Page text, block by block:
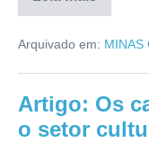
Arquivado em: MINAS
Artigo: Os
o setor